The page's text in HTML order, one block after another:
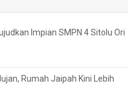
Impian SMPN 4 Sitolu Ori
Rumah Jaipah Kini Lebih